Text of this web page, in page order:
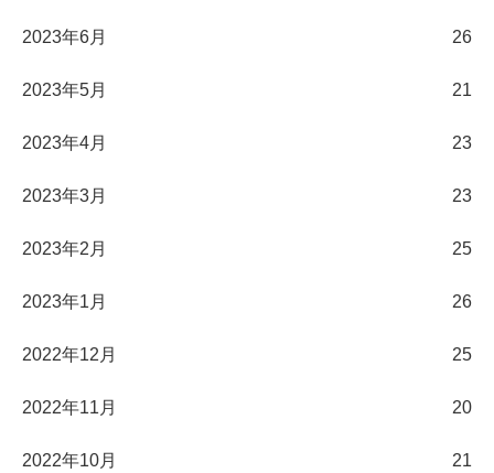
2023年6月 26
2023年5月 21
2023年4月 23
2023年3月 23
2023年2月 25
2023年1月 26
2022年12月 25
2022年11月 20
2022年10月 21